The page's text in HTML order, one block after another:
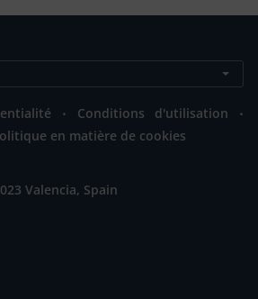
. Conditions d'utilisation .
en matière de cookies
Valencia, Spain